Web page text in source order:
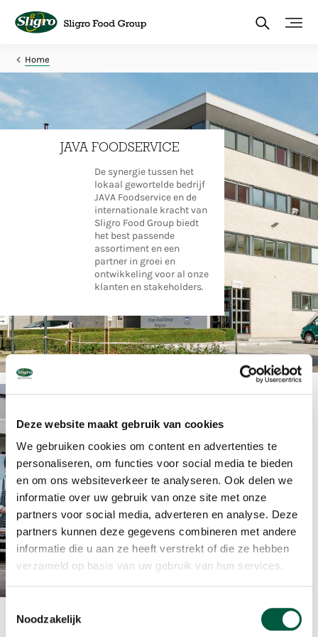
Deze website maakt gebruik van cookies
We gebruiken cookies om content en advertenties te
personaliseren, om functies voor social media te bieden
en om ons websiteverkeer te analyseren. Ook delen we
informatie over uw gebruik van onze site met onze
partners voor social media, adverteren en analyse. Deze
partners kunnen deze gegevens combineren met andere
informatie die u aan ze heeft verstrekt of die ze hebben
verzameld op basis van uw gebruik van hun services.
Noodzakelijk
naar
inhoud
gaan
Home
JAVA FOODSERVICE
De synergie tussen het
lokaal gewortelde bedrijf
JAVA Foodservice en de
internationale kracht van
Sligro Food Group biedt
het best passende
assortiment en een
partner in groei en
ontwikkeling voor al onze
klanten en stakeholders.
JAVA Foodservice
JAVA Foodservice is hét Belgische
foodservicebedrijf voor
foodprofessionals binnen de
zorgsector, de overheid, defensie en
Bedrijfsgegevens